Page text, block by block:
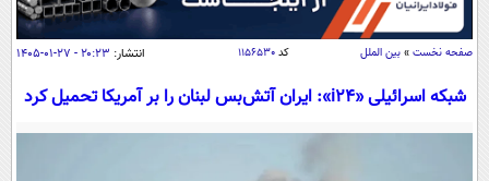
سیاسی
اقتصاد
صفحه نخست » بین الملل کد ۱۱۵۶۵۳۰ انتشار: ۲۰:۲۳ - ۲۷-۰۱-۱۴۰۵
شبکه اسرائیلی «i۲۴»: ایران آتش‌بس لبنان را بر آمریکا تحمیل کرد